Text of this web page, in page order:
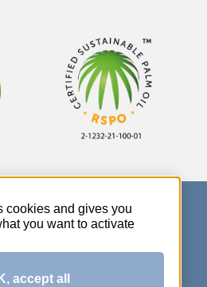
TAUXIGNY
cookies and gives you
you want to activate
accept all